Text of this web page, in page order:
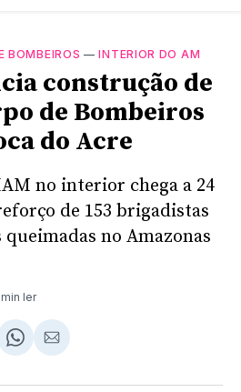
BOMBEIROS —INTERIOR DO AM
construção de
de Bombeiros
do Acre
no interior chega a 24
de 153 brigadistas
no Amazonas
ler
Share
WhatsApp
Compartilhar
Email